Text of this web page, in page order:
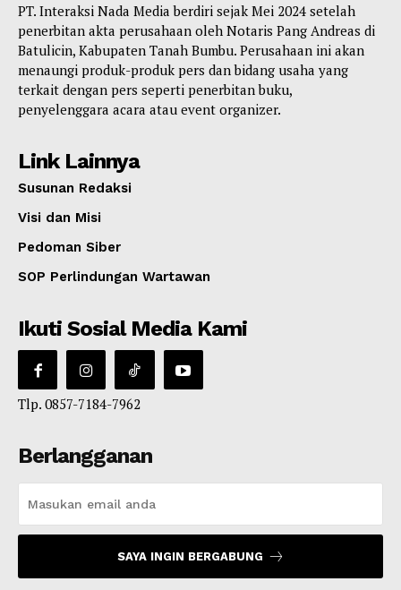
PT. Interaksi Nada Media berdiri sejak Mei 2024 setelah
penerbitan akta perusahaan oleh Notaris Pang Andreas di
Batulicin, Kabupaten Tanah Bumbu. Perusahaan ini akan
menaungi produk-produk pers dan bidang usaha yang
terkait dengan pers seperti penerbitan buku,
penyelenggara acara atau event organizer.
Link Lainnya
Susunan Redaksi
Visi dan Misi
Pedoman Siber
SOP Perlindungan Wartawan
Ikuti Sosial Media Kami
Tlp. 0857-7184-7962
Berlangganan
SAYA INGIN BERGABUNG